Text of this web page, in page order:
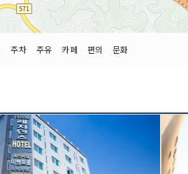
주차 주유 카페 편의 문화